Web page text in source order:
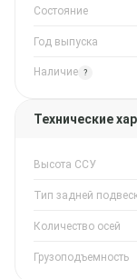
Состояние
Год выпуска
Наличие ?
Технические
Высота ССУ
Тип задней
Количество осей
Грузоподъемность